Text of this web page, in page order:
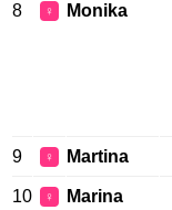
8 ♀ Monika
9 ♀ Martina
10 ♀ Marina